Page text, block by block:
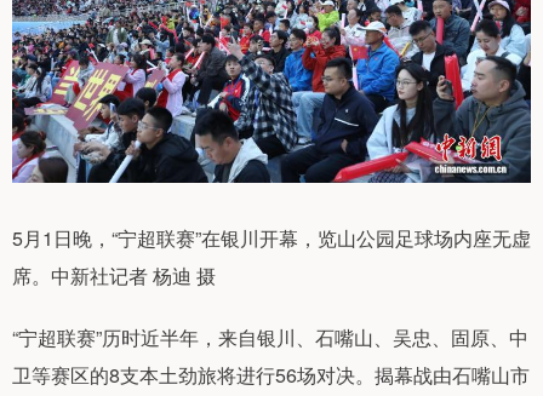
5月1日晚，“宁超联赛”在银川开幕，览山公园足球场内座无虚
席。中新社记者 杨迪 摄
“宁超联赛”历时近半年，来自银川、石嘴山、吴忠、固原、中
卫等赛区的8支本土劲旅将进行56场对决。揭幕战由石嘴山市